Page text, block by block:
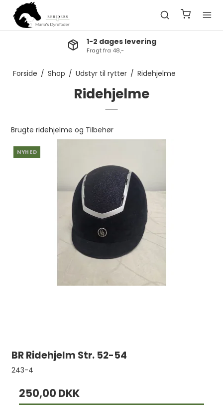
1-2 dages levering
Fragt fra 48,-
Forside / Shop / Udstyr til rytter / Ridehjelme
Ridehjelme
Brugte ridehjelme og Tilbehør
NYHED
BR Ridehjelm Str. 52-54
243-4
250,00 DKK